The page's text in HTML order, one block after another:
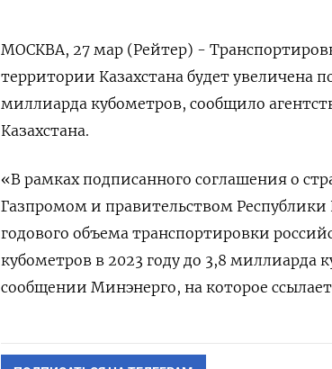
МОСКВА, 27 мар (Рейтер) -
территории Казахстана будет увеличена
миллиарда кубометров, сообщило
Казахстана.
«В рамках подписанного соглашения о
Газпромом и правительством Республики
годового объема транспортировки
кубометров в 2023 году до 3,8 миллиарда
сообщении Минэнерго, на которое